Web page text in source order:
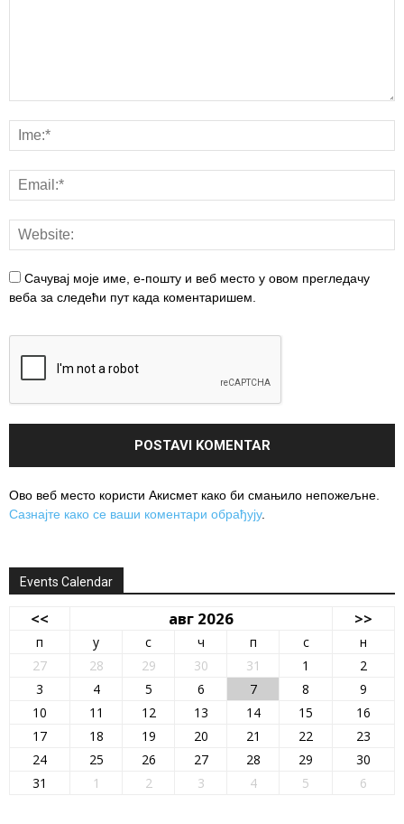
Сачувај моје име, е-пошту и веб место у овом прегледачу
веба за следећи пут када коментаришем.
Ово веб место користи Акисмет како би смањило непожељне.
Сазнајте како се ваши коментари обрађују.
Events Calendar
<< авг 2026 >>
п у с ч п с
н
27
28 29 30 31 1
2
3
4 5 6 7 8
9
10
11 12 13 14 15
16
17
18 19 20 21 22
23
24
25 26 27 28 29
30
31
1 2 3 4 5 6